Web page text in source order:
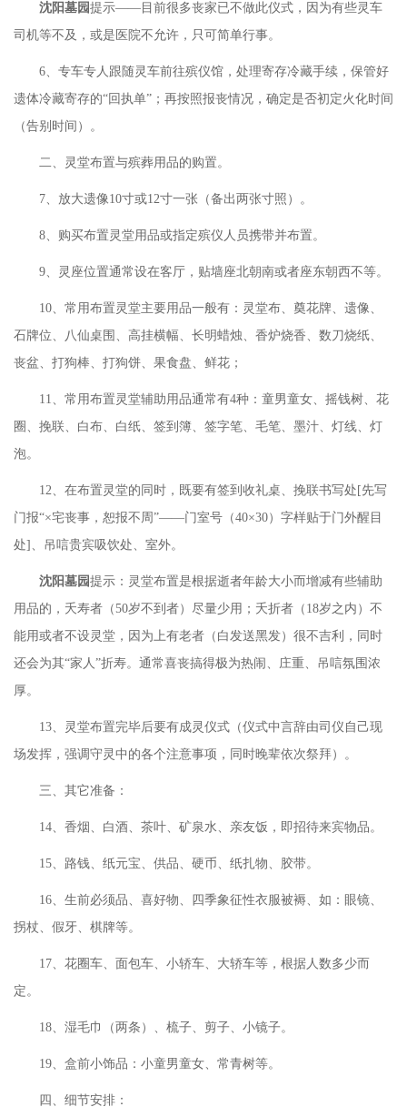
沈阳墓园提示——目前很多丧家已不做此仪式，因为有些灵车
司机等不及，或是医院不允许，只可简单行事。
6、专车专人跟随灵车前往殡仪馆，处理寄存冷藏手续，保管好
遗体冷藏寄存的“回执单”；再按照报丧情况，确定是否初定火化时间
（告别时间）。
二、灵堂布置与殡葬用品的购置。
7、放大遗像10寸或12寸一张（备出两张寸照）。
8、购买布置灵堂用品或指定殡仪人员携带并布置。
9、灵座位置通常设在客厅，贴墙座北朝南或者座东朝西不等。
10、常用布置灵堂主要用品一般有：灵堂布、奠花牌、遗像、
石牌位、八仙桌围、高挂横幅、长明蜡烛、香炉烧香、数刀烧纸、
丧盆、打狗棒、打狗饼、果食盘、鲜花；
11、常用布置灵堂辅助用品通常有4种：童男童女、摇钱树、花
圈、挽联、白布、白纸、签到簿、签字笔、毛笔、墨汁、灯线、灯
泡。
12、在布置灵堂的同时，既要有签到收礼桌、挽联书写处[先写
门报“×宅丧事，恕报不周”——门室号（40×30）字样贴于门外醒目
处]、吊唁贵宾吸饮处、室外。
沈阳墓园提示：灵堂布置是根据逝者年龄大小而增减有些辅助
用品的，夭寿者（50岁不到者）尽量少用；夭折者（18岁之内）不
能用或者不设灵堂，因为上有老者（白发送黑发）很不吉利，同时
还会为其“家人”折寿。通常喜丧搞得极为热闹、庄重、吊唁氛围浓
厚。
13、灵堂布置完毕后要有成灵仪式（仪式中言辞由司仪自己现
场发挥，强调守灵中的各个注意事项，同时晚辈依次祭拜）。
三、其它准备：
14、香烟、白酒、茶叶、矿泉水、亲友饭，即招待来宾物品。
15、路钱、纸元宝、供品、硬币、纸扎物、胶带。
16、生前必须品、喜好物、四季象征性衣服被褥、如：眼镜、
拐杖、假牙、棋牌等。
17、花圈车、面包车、小轿车、大轿车等，根据人数多少而
定。
18、湿毛巾（两条）、梳子、剪子、小镜子。
19、盒前小饰品：小童男童女、常青树等。
四、细节安排：